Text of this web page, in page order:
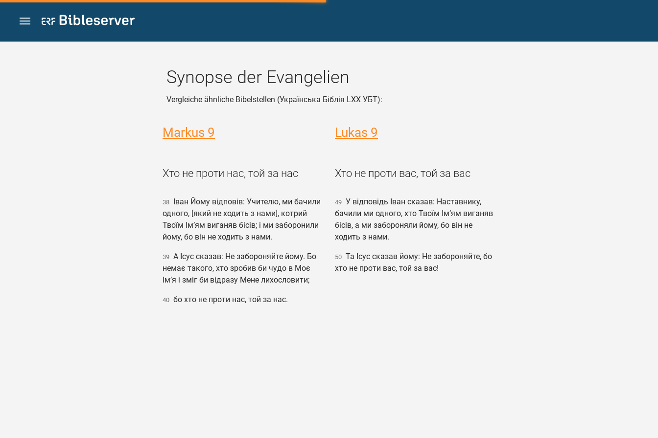
Zum Inhalt springen
Synopse der Evangelien
Vergleiche ähnliche Bibelstellen (Українська Біблія LXX УБТ):
Markus 9
Хто не проти нас, той за нас
38 Іван Йому відповів: Учителю, ми бачили
одного, [який не ходить з нами], котрий
Твоїм Ім’ям виганяв бісів; і ми заборонили
йому, бо він не ходить з нами.
39 А Ісус сказав: Не забороняйте йому. Бо
немає такого, хто зробив би чудо в Моє
Ім’я і зміг би відразу Мене лихословити;
40 бо хто не проти нас, той за нас.
Lukas 9
Хто не проти вас, той за вас
49 У відповідь Іван сказав: Наставнику,
бачили ми одного, хто Твоїм Ім’ям виганяв
бісів, а ми забороняли йому, бо він не
ходить з нами.
50 Та Ісус сказав йому: Не забороняйте, бо
хто не проти вас, той за вас!